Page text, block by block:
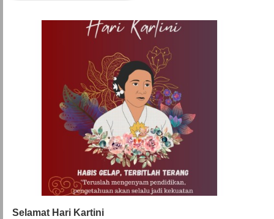
Selamat Hari Kartini